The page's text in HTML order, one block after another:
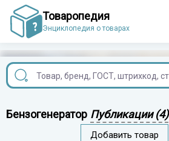
Товаропедия
Энциклопедия о товарах
Бензогенератор Публикации (4)
Добавить товар